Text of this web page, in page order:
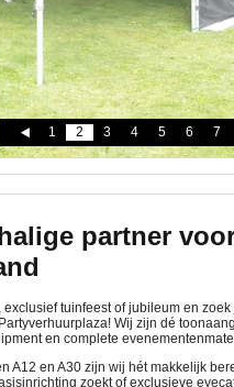
1 2 3 4 5 6 7
partner
tuinfeest of jubileum en
Wij zijn dé
en complete
A12 en A30 zijn wij hét makkelijk
zoekt of exclusieve